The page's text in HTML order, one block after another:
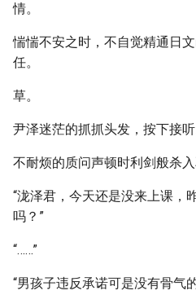
情。
惴惴不安之时，不自觉精通日
任。
草。
尹泽迷茫的抓抓头发，按下接听
不耐烦的质问声顿时利剑般杀入
“泷泽君，今天还是没来上课，
吗？”
“……”
“男孩子违反承诺可是没有骨气